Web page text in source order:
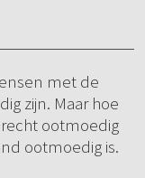
met de
zijn. Maar hoe
ootmoedig
ootmoedig is.